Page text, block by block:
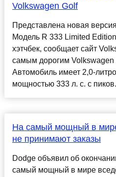
Volkswagen Golf
Представлена новая
Модель R 333 Limited
хэтчбек, сообщает сайт
самым дорогим Volkswagen
Автомобиль имеет 2,0-
мощностью 333 л. с. с
На самый мощный в
не принимают заказы
Dodge объявил об
самый мощный в мире